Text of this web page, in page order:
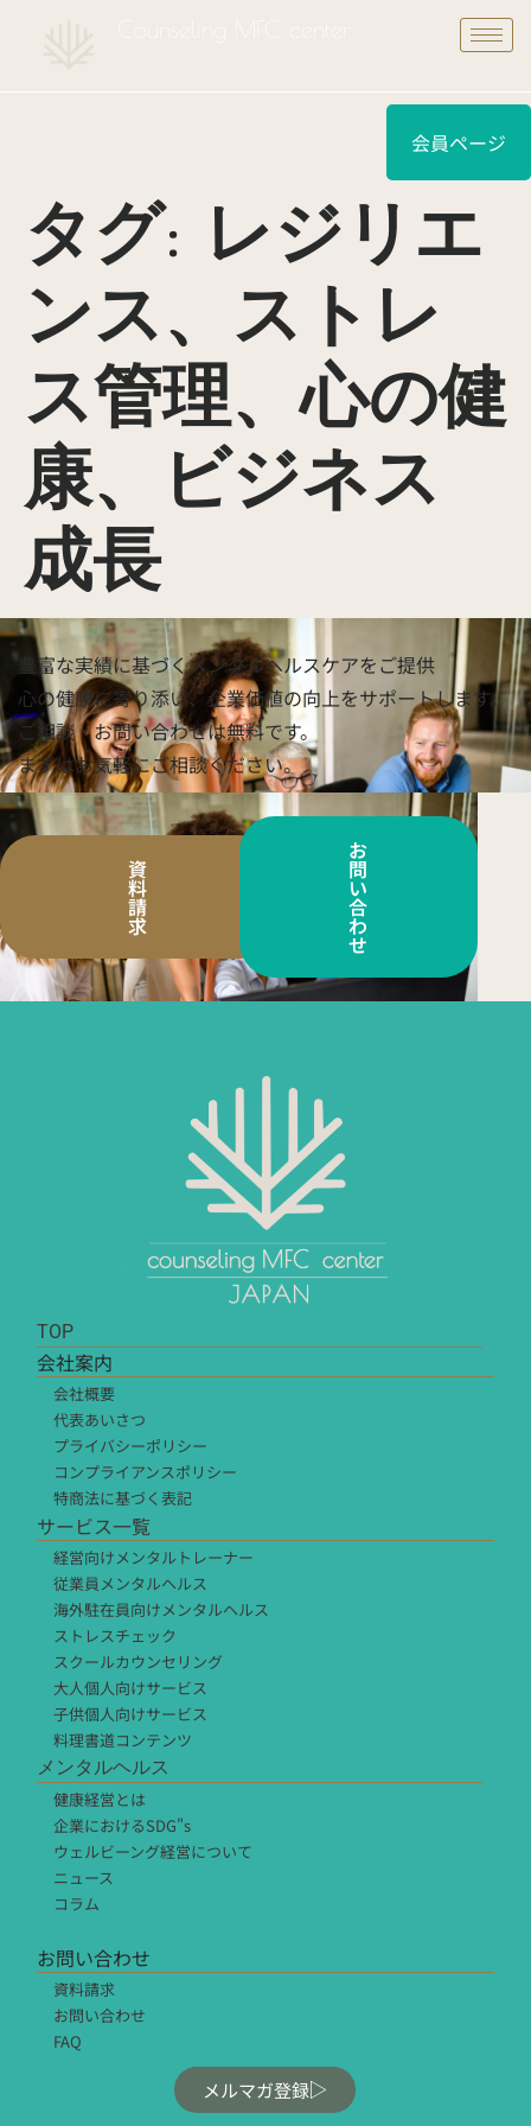
会員ページ
タグ: レジリエ
ンス、ストレ
ス管理、心の健
康、ビジネス
成長
豊富な実績に基づくメンタルヘルスケアをご提供
心の健康に寄り添い、企業価値の向上をサポートします。
ご相談・お問い合わせは無料です。
まずはお気軽にご相談ください。
資
料
請
求
お
問
い
合
わ
せ
TOP
会社案内
会社概要
代表あいさつ
プライバシーポリシー
コンプライアンスポリシー
特商法に基づく表記
サービス一覧
経営向けメンタルトレーナー
従業員メンタルヘルス
海外駐在員向けメンタルヘルス
ストレスチェック
スクールカウンセリング
大人個人向けサービス
子供個人向けサービス
料理書道コンテンツ
メンタルヘルス
健康経営とは
企業におけるSDG"s
ウェルビーング経営について
ニュース
コラム
お問い合わせ
資料請求
お問い合わせ
FAQ
メルマガ登録